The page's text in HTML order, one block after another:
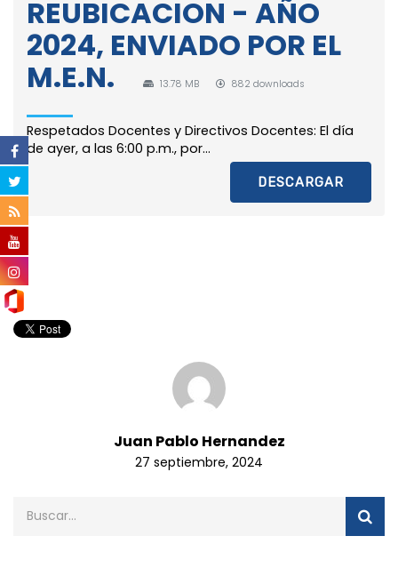
REUBICACION - AÑO
2024, ENVIADO POR EL
M.E.N.
13.78 MB 882 downloads
Respetados Docentes y Directivos Docentes: El día
de ayer, a las 6:00 p.m., por...
DESCARGAR
Juan Pablo Hernandez
27 septiembre, 2024